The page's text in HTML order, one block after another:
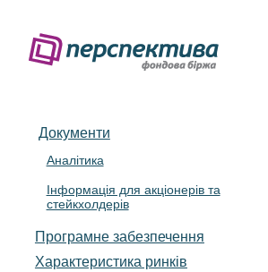
Документи
Аналітика
Інформація для акціонерів та
стейкхолдерів
Програмне забезпечення
Характеристика pинків